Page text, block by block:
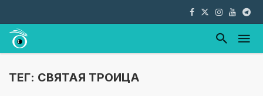
ТЕГ: СВЯТАЯ ТРОИЦА